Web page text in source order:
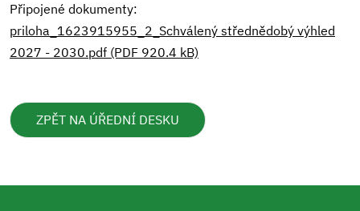
Připojené dokumenty:
priloha_1623915955_2_Schválený střednědobý výhled
2027 - 2030.pdf (PDF 920.4 kB)
ZPĚT NA ÚŘEDNÍ DESKU